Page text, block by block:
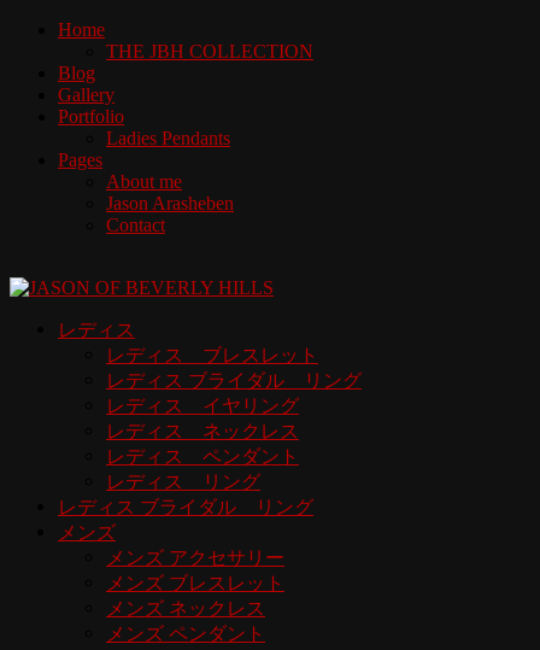
Home
THE JBH COLLECTION
Blog
Gallery
Portfolio
Ladies Pendants
Pages
About me
Jason Arasheben
Contact
レディス
レディス ブレスレット
レディス ブライダル リング
レディス イヤリング
レディス ネックレス
レディス ペンダント
レディス リング
レディス ブライダル リング
メンズ
メンズ アクセサリー
メンズ ブレスレット
メンズ ネックレス
メンズ ペンダント